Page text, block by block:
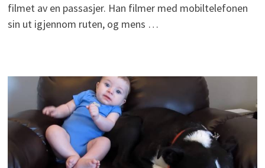
filmet av en passasjer. Han filmer med mobiltelefonen
sin ut igjennom ruten, og mens …